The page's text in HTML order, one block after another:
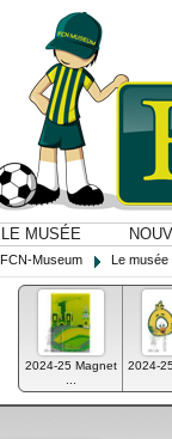
LE MUSÉE
FCN-Museum Le musée
2024-25 Magnet
2024-